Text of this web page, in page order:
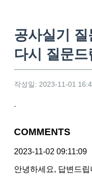
공사실기
다시 질문드
작성일: 2023-11-01
.
COMMENTS
2023-11-02 09:11:09
안녕하세요, 답변드립